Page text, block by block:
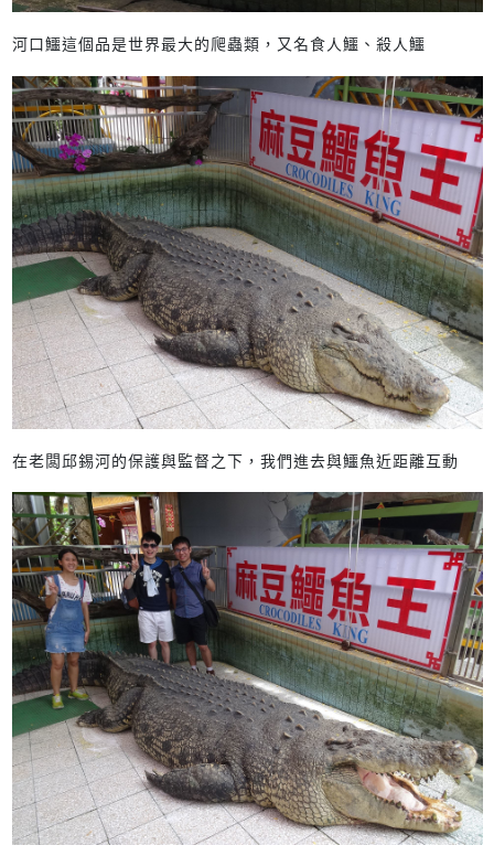
河口鱷這個品是世界最大的爬蟲類，又名食人鱷、殺人鱷
在老闆邱錫河的保護與監督之下，我們進去與鱷魚近距離互動